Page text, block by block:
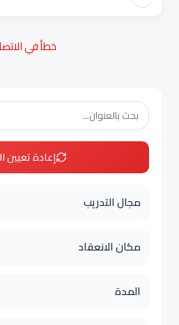
إعادة تعيين
مجال التدريب
مكان الانعقاد
المدة
خطأ في